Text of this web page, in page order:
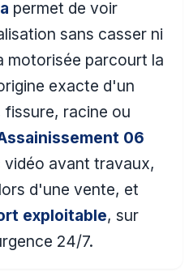
permet de voir
sans casser ni
motorisée parcourt la
exacte d'un
fissure, racine ou
06
vidéo avant travaux,
d'une vente, et
exploitable, sur
24/7.